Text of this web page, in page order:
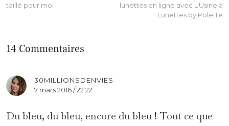
taillé pour moi
lunettes en ligne avec L’Usine à
Lunettes by Polette
14 Commentaires
30MILLIONSDENVIES
7 mars 2016 / 22:22
Du bleu, du bleu, encore du bleu ! Tout ce que